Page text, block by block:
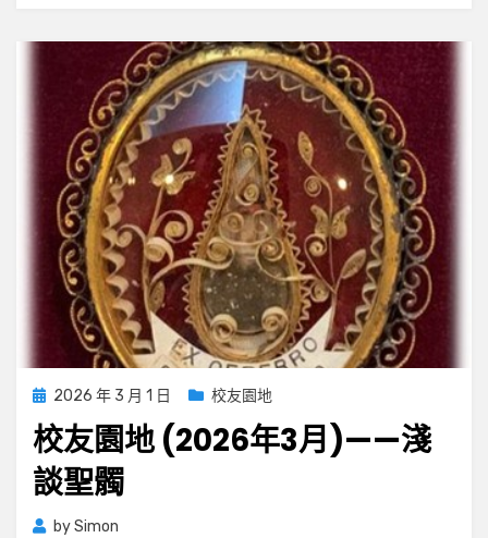
Posted
on
2026 年 3 月 1 日 校友園地
校友園地 (2026年3月)——淺
談聖髑
bySimon